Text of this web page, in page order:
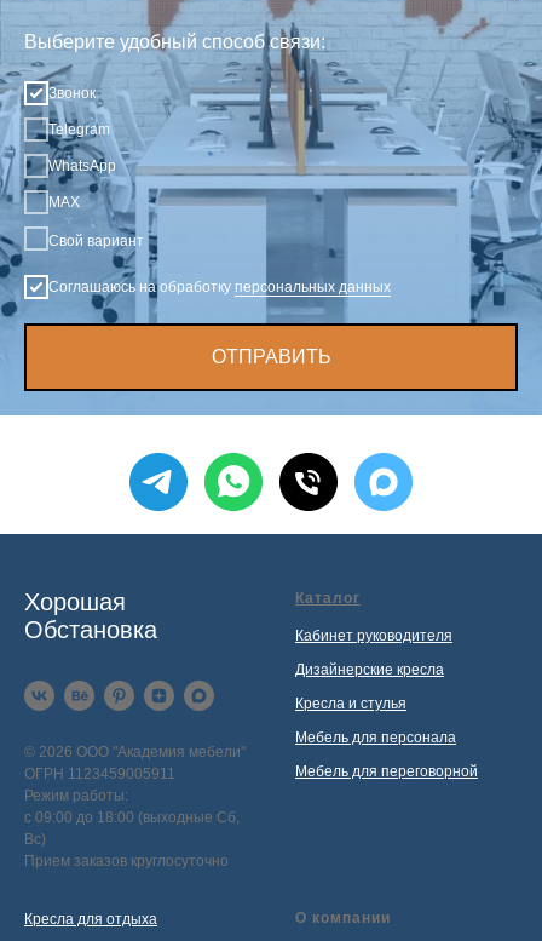
Выберите удобный способ связи:
Звонок
Telegram
WhatsApp
MAX
Свой вариант
Соглашаюсь на обработку персональных данных
ОТПРАВИТЬ
Хорошая
Обстановка
© 2026 ООО "Академия мебели"
ОГРН 1123459005911
Режим работы:
с 09:00 до 18:00 (выходные Сб,
Вс)
Прием заказов круглосуточно
Каталог
Кабинет руководителя
Дизайнерские кресла
Кресла и стулья
Мебель для персонала
Мебель для переговорной
Кресла для отдыха О компании